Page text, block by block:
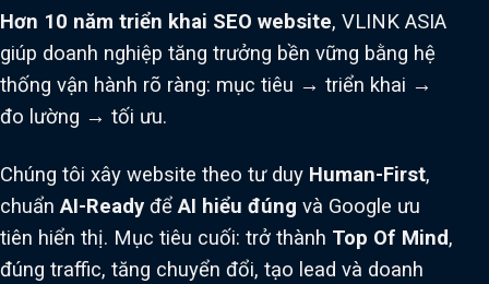
Hơn 10 năm triển khai SEO website, VLINK ASIA
giúp doanh nghiệp tăng trưởng bền vững bằng hệ
thống vận hành rõ ràng: mục tiêu → triển khai →
đo lường → tối ưu.
Chúng tôi xây website theo tư duy Human-First,
chuẩnAI-Ready đểAI hiểu đúng và Google ưu
tiên hiển thị. Mục tiêu cuối: trở thành Top Of Mind,
đúng traffic, tăng chuyển đổi, tạo lead và doanh